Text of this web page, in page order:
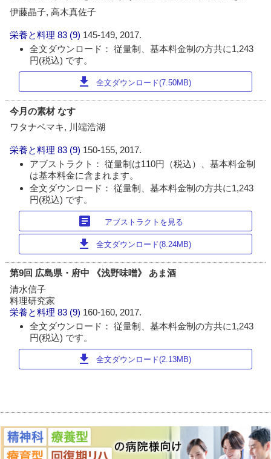
伊藤晶子, 高木真佐子
栄養と料理 83 (9) 145-149, 2017.
全文ダウンロード： 従量制、基本料金制の方共に1,243
円(税込) です。
download 全文ダウンロード(7.50MB)
今月の素材 なす
ワタナベマキ, 川端浩湖
栄養と料理 83 (9) 150-155, 2017.
アブストラクト： 従量制は110円（税込）、基本料金制
は基本料金に含まれます。
全文ダウンロード： 従量制、基本料金制の方共に1,243
円(税込) です。
article アブストラクトを見る
download 全文ダウンロード(8.24MB)
第9回 広島県・府中 《浅野味噌》 あま酒
清水信子
料理研究家
栄養と料理 83 (9) 160-160, 2017.
全文ダウンロード： 従量制、基本料金制の方共に1,243
円(税込) です。
download 全文ダウンロード(2.13MB)